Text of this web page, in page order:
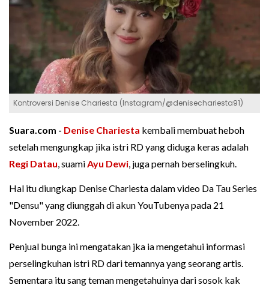
Kontroversi Denise Chariesta (Instagram/@denisechariesta91)
Suara.com - Denise Chariesta kembali membuat heboh
setelah mengungkap jika istri RD yang diduga keras adalah
Regi Datau, suamiAyu Dewi, juga pernah berselingkuh.
Hal itu diungkap Denise Chariesta dalam video Da Tau Series
"Densu" yang diunggah di akun YouTubenya pada 21
November 2022.
Penjual bunga ini mengatakan jka ia mengetahui informasi
perselingkuhan istri RD dari temannya yang seorang artis.
Sementara itu sang teman mengetahuinya dari sosok kak